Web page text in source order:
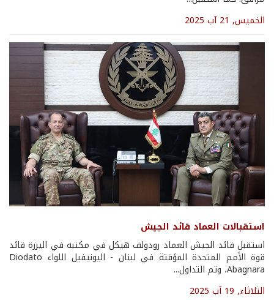
الخميس, 21 آب 2025
استقبالات العماد قائد الجيش
استقبل قائد الجيش العماد رودولف هيكل في مكتبه في اليرزة قائد
قوة الأمم المتحدة المؤقتة في لبنان - اليونيفيل اللواء Diodato
Abagnara، وتم التداول...
الثلاثاء, 19 آب 2025